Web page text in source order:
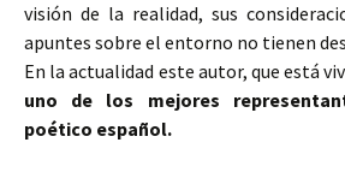
visión de la realidad, sus
apuntes sobre el entorno no tienen
En la actualidad este autor, que está
uno de los mejores
poético español.